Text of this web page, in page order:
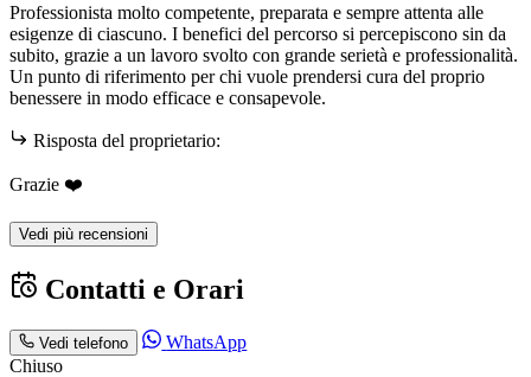
Professionista molto competente, preparata e sempre attenta alle
esigenze di ciascuno. I benefici del percorso si percepiscono sin da
subito, grazie a un lavoro svolto con grande serietà e professionalità.
Un punto di riferimento per chi vuole prendersi cura del proprio
benessere in modo efficace e consapevole.
Risposta del proprietario:
Grazie ❤️
Vedi più recensioni
Contatti e Orari
Vedi telefono
WhatsApp
Chiuso